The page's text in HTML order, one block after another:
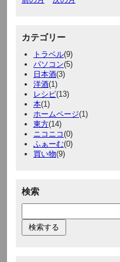
カテゴリー
トラベル(9)
パソコン(5)
日本酒(3)
洋酒(1)
レシピ(13)
本(1)
ホームページ(1)
東方(14)
ニコニコ(0)
ふぁーむ(0)
買い物(9)
検索